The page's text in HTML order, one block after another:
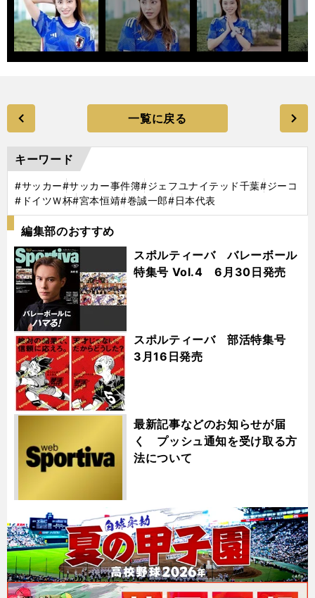
一覧に戻る
キーワード
#サッカー#サッカー事件簿#ジェフユナイテッド千葉#ジーコ
#ドイツＷ杯#宮本恒靖#巻誠一郎#日本代表
編集部のおすすめ
スポルティーバ バレーボール
特集号 Vol.4 6月30日発売
スポルティーバ 部活特集号
3月16日発売
最新記事などのお知らせが届
く プッシュ通知を受け取る方
法について